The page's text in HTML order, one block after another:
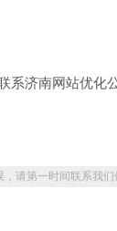
系济南网站优化
请第一时间联系我们